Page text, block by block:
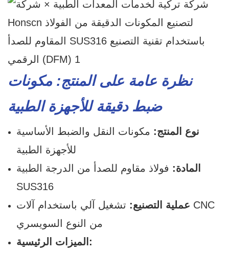
نظرة عامة على المنتج: مكونات
ضبط دقيقة للأجهزة الطبية
نوع المنتج: مكونات النقل والضبط الأساسية
للأجهزة الطبية
المادة: فولاذ مقاوم للصدأ من الدرجة الطبية
SUS316
عملية التصنيع: تشغيل آلي باستخدام آلات CNC
من النوع السويسري
الميزات الرئيسية: